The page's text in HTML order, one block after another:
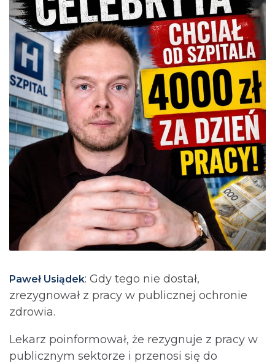
Paweł Usiądek: Gdy tego nie dostał,
zrezygnował z pracy w publicznej ochronie
zdrowia.
Lekarz poinformował, że rezygnuje z pracy w
publicznym sektorze i przenosi się do